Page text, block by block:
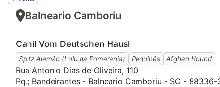
Balneario Camboriu
Canil Vom Deutschen Hausl
Spitz Alemão (Lulu da Pomerania) Pequinês Afghan Hound
Rua Antonio Dias de Oliveira, 110
Pq.; Bandeirantes - Balneario Camboriu - SC - 88336-